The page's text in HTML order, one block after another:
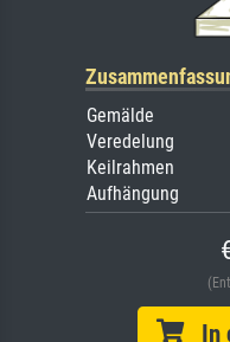
Gemälde
Veredelung
Keilrahmen
Aufhängung
In